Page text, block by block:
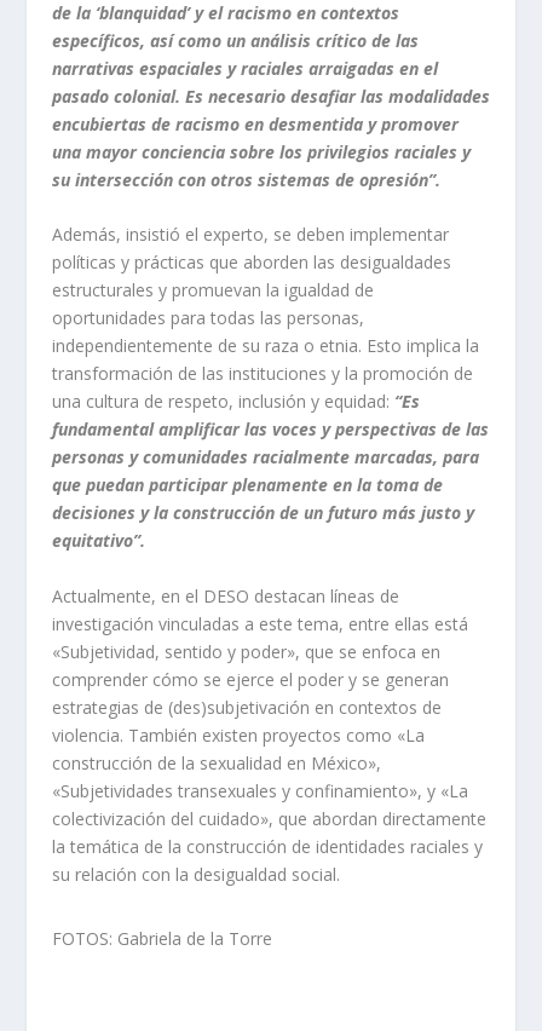
de la ‘blanquidad’ y el racismo en contextos
específicos, así como un análisis crítico de las
narrativas espaciales y raciales arraigadas en el
pasado colonial. Es necesario desafiar las modalidades
encubiertas de racismo en desmentida y promover
una mayor conciencia sobre los privilegios raciales y
su intersección con otros sistemas de opresión”.
Además, insistió el experto, se deben implementar
políticas y prácticas que aborden las desigualdades
estructurales y promuevan la igualdad de
oportunidades para todas las personas,
independientemente de su raza o etnia. Esto implica la
transformación de las instituciones y la promoción de
una cultura de respeto, inclusión y equidad: “Es
fundamental amplificar las voces y perspectivas de las
personas y comunidades racialmente marcadas, para
que puedan participar plenamente en la toma de
decisiones y la construcción de un futuro más justo y
equitativo”.
Actualmente, en el DESO destacan líneas de
investigación vinculadas a este tema, entre ellas está
«Subjetividad, sentido y poder», que se enfoca en
comprender cómo se ejerce el poder y se generan
estrategias de (des)subjetivación en contextos de
violencia. También existen proyectos como «La
construcción de la sexualidad en México»,
«Subjetividades transexuales y confinamiento», y «La
colectivización del cuidado», que abordan directamente
la temática de la construcción de identidades raciales y
su relación con la desigualdad social.
FOTOS: Gabriela de la Torre